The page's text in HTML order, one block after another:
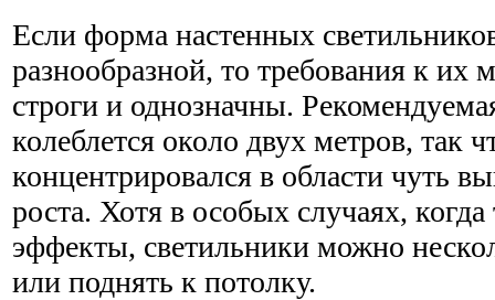
Если форма настенных
разнообразной, то требования к их
строги и однозначны.
колеблется около двух метров, так
концентрировался в области чуть
роста. Хотя в особых случаях,
эффекты, светильники можно
или поднять к потолку.